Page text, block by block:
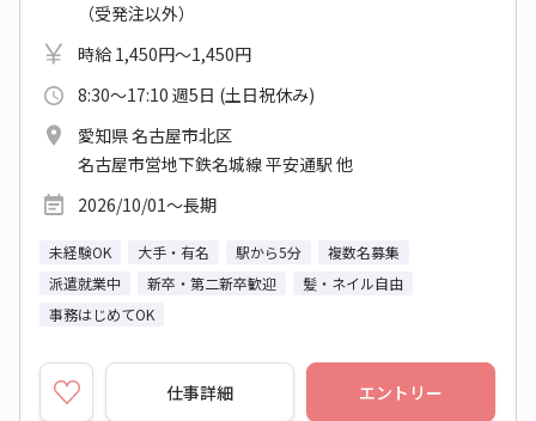
（受発注以外）
時給 1,450円～1,450円
8:30～17:10 週5日 (土日祝休み)
愛知県 名古屋市北区
名古屋市営地下鉄名城線 平安通駅 他
2026/10/01～長期
未経験OK 大手・有名 駅から5分
複数名募集
派遣就業中
新卒・第二新卒歓迎
髪・ネイル自由
事務はじめてOK
仕事詳細 エントリー